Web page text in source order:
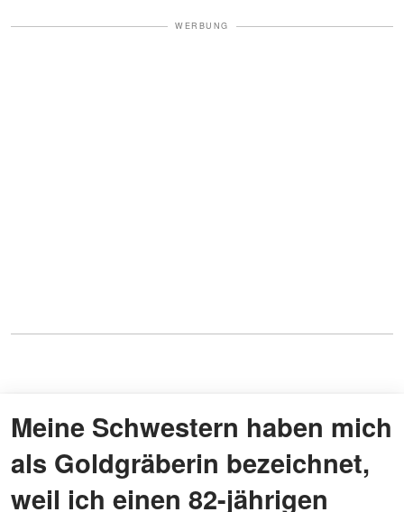
WERBUNG
Meine Schwestern haben mich
als Goldgräberin bezeichnet,
weil ich einen 82-jährigen